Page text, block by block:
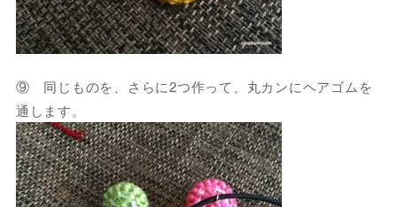
⑨ 同じものを、さらに2つ作って、丸カンにヘアゴムを
通します。